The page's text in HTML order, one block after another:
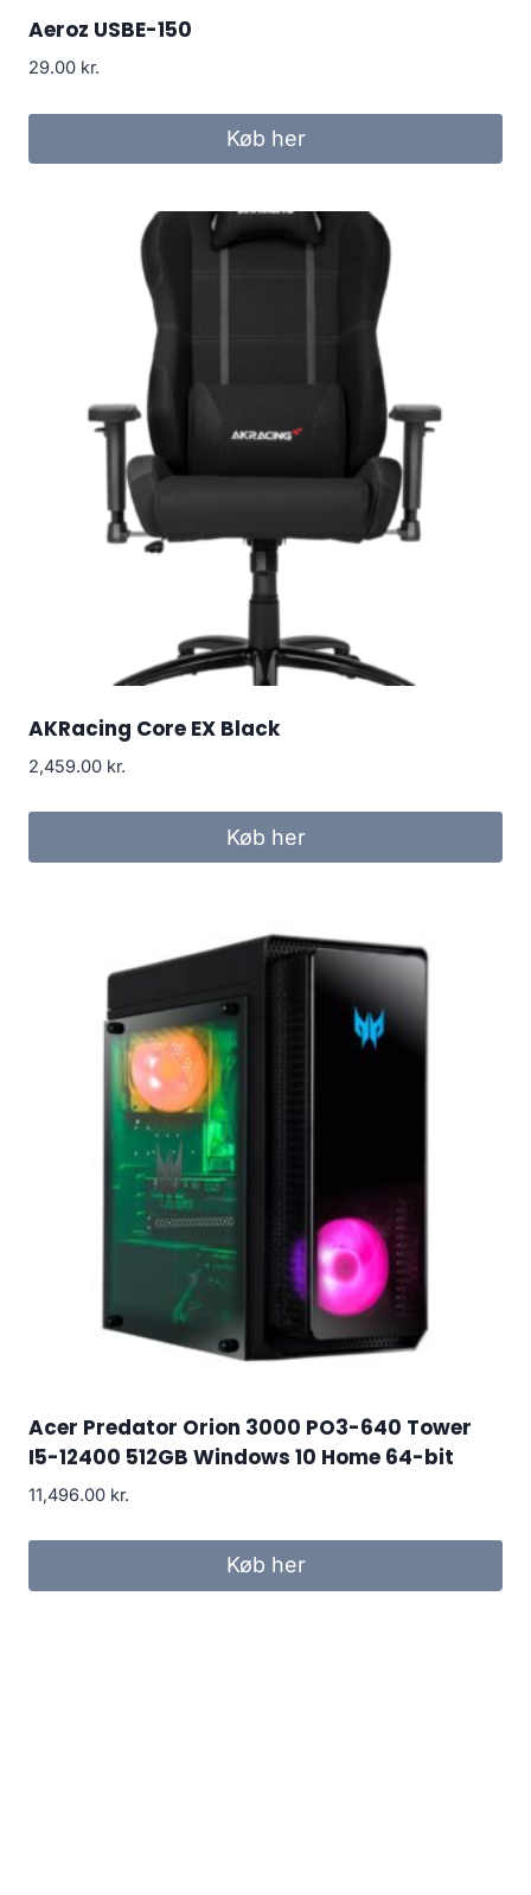
Aeroz USBE-150
29.00 kr.
Køb her
AKRacing Core EX Black
2,459.00 kr.
Køb her
Acer Predator Orion 3000 PO3-640 Tower
I5-12400 512GB Windows 10 Home 64-bit
11,496.00 kr.
Køb her